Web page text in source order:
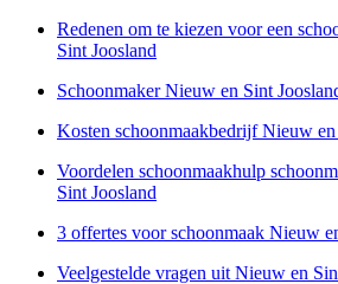
Redenen om te kiezen voor een
Sint Joosland
Schoonmaker Nieuw en Sint
Kosten schoonmaakbedrijf Nieuw en
Voordelen schoonmaakhulp
Sint Joosland
3 offertes voor schoonmaak Nieuw
Veelgestelde vragen uit Nieuw en